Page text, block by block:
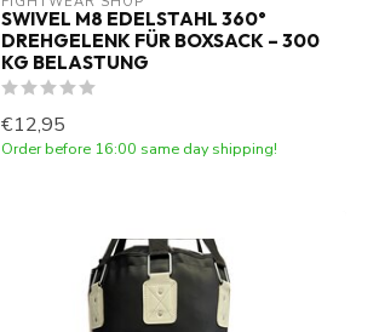
SWIVEL M8 EDELSTAHL 360°
DREHGELENK FÜR BOXSACK – 300
KG BELASTUNG
€12,95
Order before 16:00 same day shipping!